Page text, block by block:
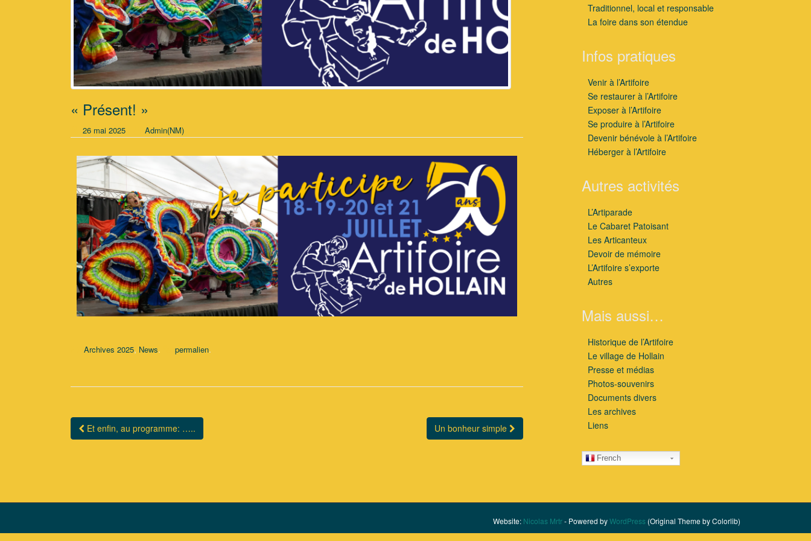
« Présent! »
26 mai 2025 Admin(NM)
Archives 2025, News. permalien.
Navigation Article
Et enfin, au programme: ….. Un bonheur simple
Traditionnel, local et responsable
La foire dans son étendue
Infos pratiques
Venir à l’Artifoire
Se restaurer à l’Artifoire
Exposer à l’Artifoire
Se produire à l’Artifoire
Devenir bénévole à l’Artifoire
Héberger à l’Artifoire
Autres activités
L’Artiparade
Le Cabaret Patoisant
Les Articanteux
Devoir de mémoire
L’Artifoire s’exporte
Autres
Mais aussi…
Historique de l’Artifoire
Le village de Hollain
Presse et médias
Photos-souvenirs
Documents divers
Les archives
Liens
French
Website: Nicolas Mrtr- Powered byWordPress (Original Theme by Colorlib)